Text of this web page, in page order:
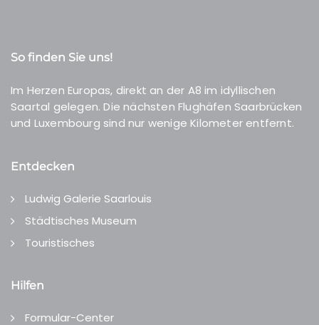
So finden Sie uns!
Im Herzen Europas, direkt an der A8 im idyllischen
Saartal gelegen. Die nächsten Flughäfen Saarbrücken
und Luxembourg sind nur wenige Kilometer entfernt.
Entdecken
Ludwig Galerie Saarlouis
Städtisches Museum
Touristisches
Hilfen
Formular-Center